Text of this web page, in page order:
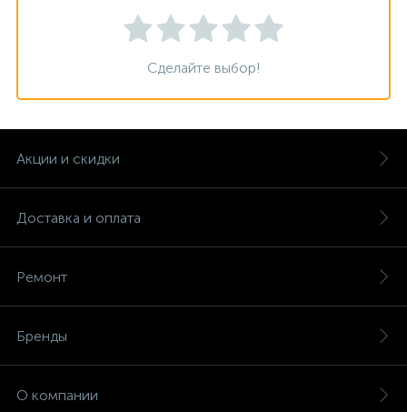
Сделайте выбор!
Акции и скидки
Доставка и оплата
Ремонт
Бренды
О компании